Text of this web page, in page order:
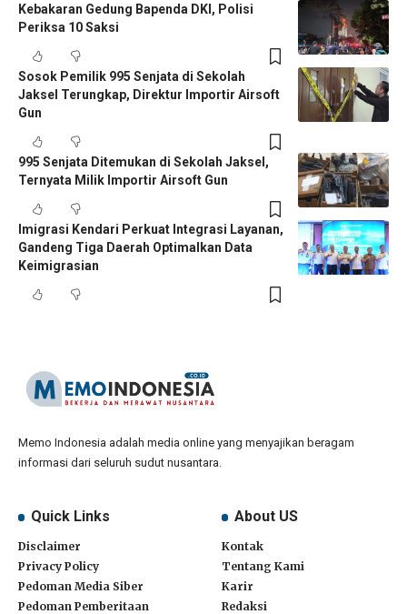
Kebakaran Gedung Bapenda DKI, Polisi
Periksa 10 Saksi
Sosok Pemilik 995 Senjata di Sekolah
Jaksel Terungkap, Direktur Importir Airsoft
Gun
995 Senjata Ditemukan di Sekolah Jaksel,
Ternyata Milik Importir Airsoft Gun
Imigrasi Kendari Perkuat Integrasi Layanan,
Gandeng Tiga Daerah Optimalkan Data
Keimigrasian
Memo Indonesia adalah media online yang menyajikan beragam
informasi dari seluruh sudut nusantara.
Quick Links
Disclaimer
Privacy Policy
Pedoman Media Siber
Pedoman Pemberitaan
About US
Kontak
Tentang Kami
Karir
Redaksi